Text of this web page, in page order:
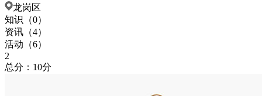
龙岗区
知识（0）
资讯（4）
活动（6）
2
总分：10分